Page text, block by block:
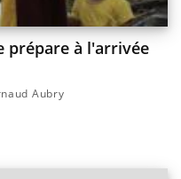
prépare à l'arrivée
Aubry